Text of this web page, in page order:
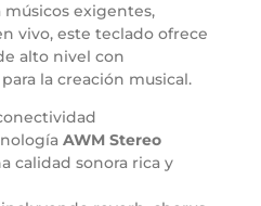
músicos exigentes,
vivo, este teclado ofrece
alto nivel con
la creación musical.
AWM Stereo
calidad sonora rica y